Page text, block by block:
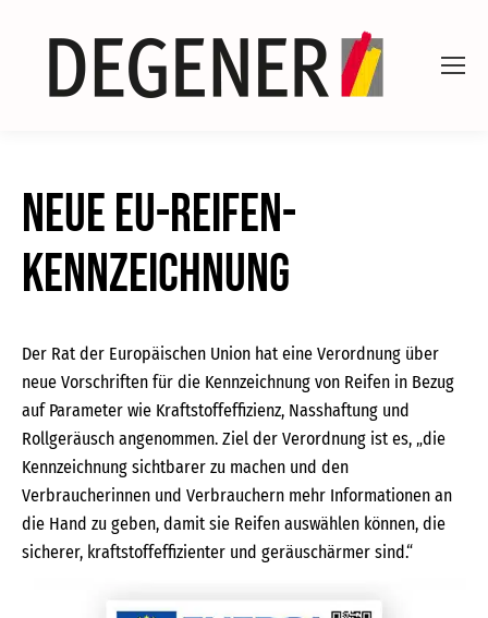
Neue EU-Reifen-
Kennzeichnung
Der Rat der Europäischen Union hat eine Verordnung über
neue Vorschriften für die Kennzeichnung von Reifen in Bezug
auf Parameter wie Kraftstoffeffizienz, Nasshaftung und
Rollgeräusch angenommen. Ziel der Verordnung ist es, „die
Kennzeichnung sichtbarer zu machen und den
Verbraucherinnen und Verbrauchern mehr Informationen an
die Hand zu geben, damit sie Reifen auswählen können, die
sicherer, kraftstoffeffizienter und geräuschärmer sind.“